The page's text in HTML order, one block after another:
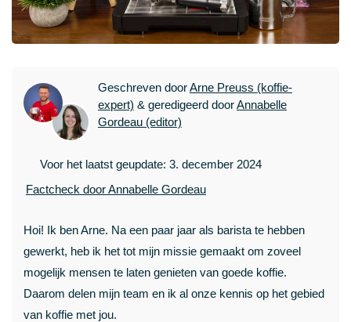
Geschreven doorArne Preuss (koffie-
expert) & geredigeerd doorAnnabelle
Gordeau (editor)
Voor het laatst geupdate: 3. december 2024
Factcheck door Annabelle Gordeau
Hoi! Ik ben Arne. Na een paar jaar als barista te hebben
gewerkt, heb ik het tot mijn missie gemaakt om zoveel
mogelijk mensen te laten genieten van goede koffie.
Daarom delen mijn team en ik al onze kennis op het gebied
van koffie met jou.